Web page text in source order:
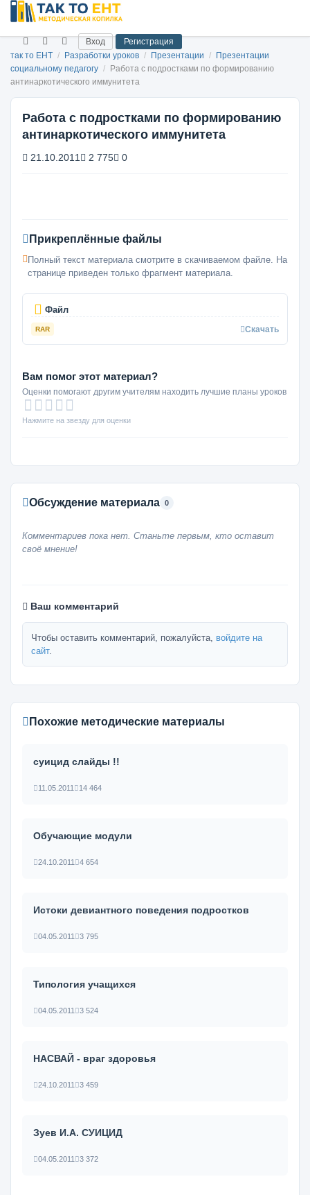
Вход
Регистрация
так то ЕНТ / Разработки уроков / Презентации /
Презентации
социальному педагогу /
Работа с подростками по формированию
антинаркотического иммунитета
Работа с подростками по формированию
антинаркотического иммунитета
21.10.2011 2 775 0
Прикреплённые файлы
Полный текст материала смотрите в скачиваемом файле. На
странице приведен только фрагмент материала.
Файл
RAR Скачать
Вам помог этот материал?
Оценки помогают другим учителям находить лучшие планы уроков
Нажмите на звезду для оценки
Обсуждение материала 0
Комментариев пока нет. Станьте первым, кто оставит
своё мнение!
Ваш комментарий
Чтобы оставить комментарий, пожалуйста, войдите на
сайт.
Похожие методические материалы
суицид слайды !!
11.05.2011 14 464
Обучающие модули
24.10.2011 4 654
Истоки девиантного поведения подростков
04.05.2011 3 795
Типология учащихся
04.05.2011 3 524
НАСВАЙ - враг здоровья
24.10.2011 3 459
Зуев И.А. СУИЦИД
04.05.2011 3 372